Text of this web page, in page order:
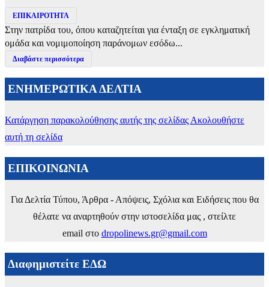
ΕΠΙΚΑΙΡΟΤΗΤΑ
Στην πατρίδα του, όπου καταζητείται για ένταξη σε εγκληματική
ομάδα και νομιμοποίηση παράνομων εσόδω...
Διαβάστε περισσότερα
ΕΝΗΜΕΡΩΤΙΚΑ ΔΕΛΤΙΑ
Κατάργηση παρακολούθησης αυτής της σελίδας Ακολουθήστε
αυτή τη σελίδα
ΕΠΙΚΟΙΝΩΝΙΑ
Για Δελτία Τύπου, Άρθρα - Απόψεις, Σχόλια και Ειδήσεις που θα
θέλατε να αναρτηθούν στην ιστοσελίδα μας , στείλτε
email στο dropolinews.gr@gmail.com
Διαφημιστείτε ΕΔΩ